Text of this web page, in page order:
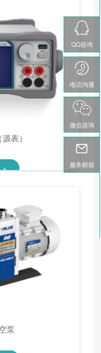
表）
+
泵
QQ咨询
电话沟通
服务邮箱
微信咨询